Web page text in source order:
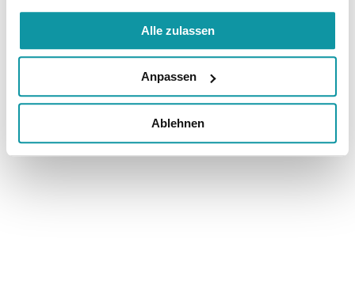
Alle zulassen
Anpassen
Ablehnen